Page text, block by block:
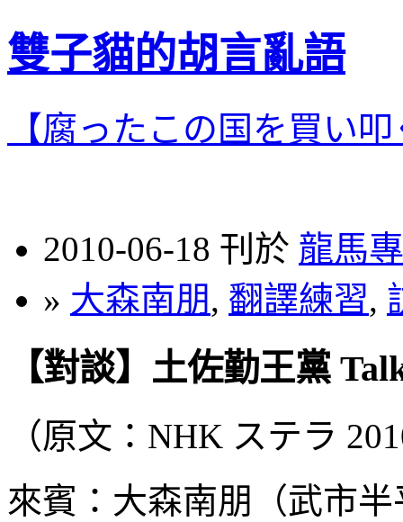
雙子貓的胡言亂語
【腐ったこの国を買い
2010-06-18 刊於 龍馬
» 大森南朋, 翻譯練習,
【對談】土佐勤王黨
（原文：NHK ステラ
來賓：大森南朋（武市